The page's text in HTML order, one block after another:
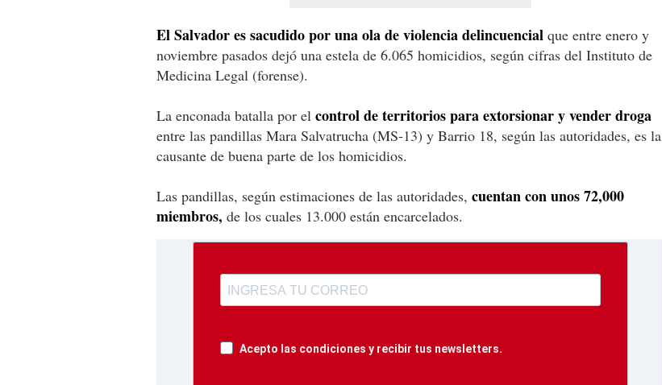
El Salvador es sacudido por una ola de violencia delincuencial que entre enero y
noviembre pasados dejó una estela de 6.065 homicidios, según cifras del Instituto de
Medicina Legal (forense).
La enconada batalla por el control de territorios para extorsionar y vender droga
entre las pandillas Mara Salvatrucha (MS-13) y Barrio 18, según las autoridades, es la
causante de buena parte de los homicidios.
Las pandillas, según estimaciones de las autoridades, cuentan con unos 72,000
miembros, de los cuales 13.000 están encarcelados.
Acepto las condiciones y recibir tus newsletters.